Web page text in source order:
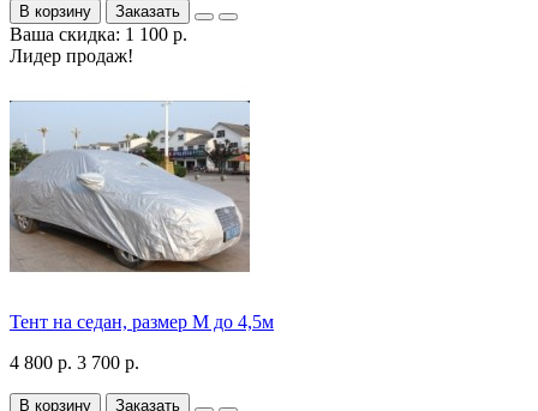
В корзину Заказать
Ваша скидка: 1 100 р.
Лидер продаж!
Тент на седан, размер М до 4,5м
4 800 р. 3 700 р.
В корзину Заказать